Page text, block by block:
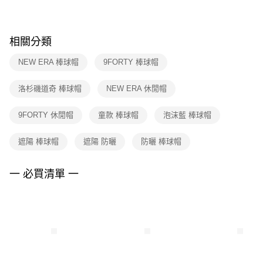
※ 交易是否成功請以「AFTEE先享後付 」之結帳頁面顯示為準，若有關於
是否繳費成功／繳費後需取消欲退款等相關疑問，請聯繫「AFTEE先享後付
客戶支援中心」https://netprotections.freshdesk.com/support/home
１．透過由恩沛科技股份有限公司提供之「AFTEE先享後付」服務完成之交
權轉讓予恩沛科技股份有限公司。
３．未成年的使用者請事先徵得法定代理人或監護人之同意方可使用
４．使用「AFTEE先享後付」時，將依據個別帳號之用戶狀況，依本公司即
相關分類
NEW ERA 棒球帽 9FORTY 棒球帽
洛杉磯道奇 棒球帽 NEW ERA 休閒帽
9FORTY 休閒帽 童款 棒球帽 泡沫藍 棒球帽
遮陽 棒球帽 遮陽 防曬 防曬 棒球帽
一 必買清單 一